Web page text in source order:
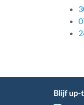
Blijf up-